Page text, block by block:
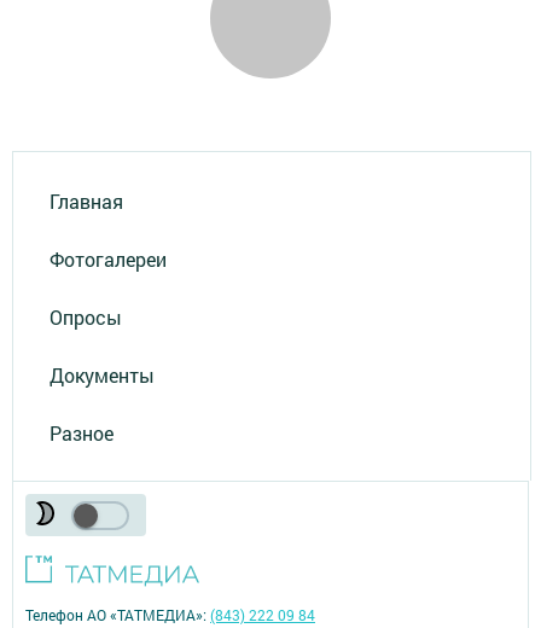
Главная
Фотогалереи
Опросы
Документы
Разное
Телефон АО «ТАТМЕДИА»:(843) 222 09 84